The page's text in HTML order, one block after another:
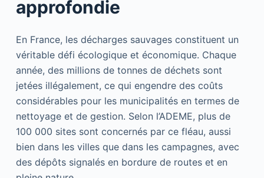
approfondie
En France, les décharges sauvages constituent un
véritable défi écologique et économique. Chaque
année, des millions de tonnes de déchets sont
jetées illégalement, ce qui engendre des coûts
considérables pour les municipalités en termes de
nettoyage et de gestion. Selon l’ADEME, plus de
100 000 sites sont concernés par ce fléau, aussi
bien dans les villes que dans les campagnes, avec
des dépôts signalés en bordure de routes et en